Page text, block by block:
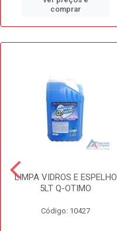
comprar
LIMPA VIDROS E ESPELHO
5LT Q-OTIMO
Código: 10427